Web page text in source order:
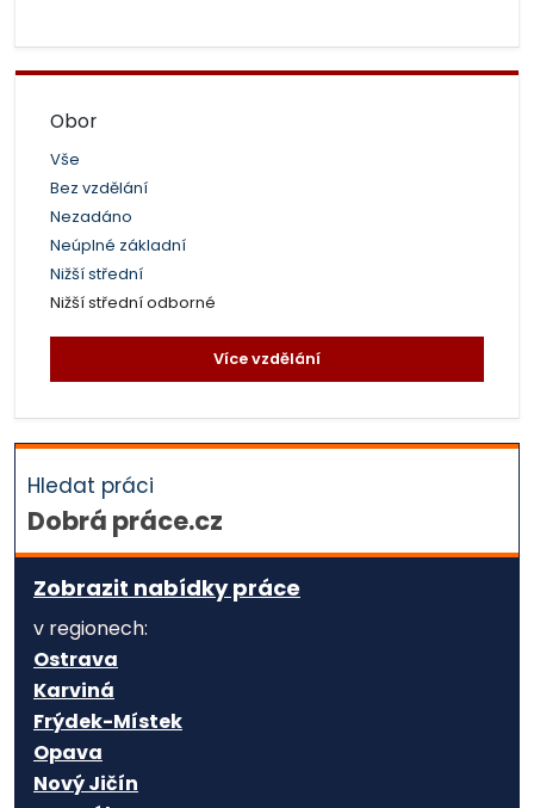
Obor
Vše
Bez vzdělání
Nezadáno
Neúplné základní
Nižší střední
Nižší střední odborné
Více vzdělání
Hledat práci
Dobrá práce.cz
Zobrazit nabídky práce
v regionech:
Ostrava
Karviná
Frýdek-Místek
Opava
Nový Jičín